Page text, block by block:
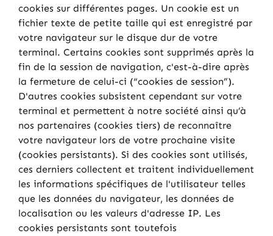
cookies sur différentes pages. Un cookie est un
fichier texte de petite taille qui est enregistré par
votre navigateur sur le disque dur de votre
terminal. Certains cookies sont supprimés après la
fin de la session de navigation, c'est-à-dire après
la fermeture de celui-ci (“cookies de session”).
D'autres cookies subsistent cependant sur votre
terminal et permettent à notre société ainsi qu’à
nos partenaires (cookies tiers) de reconnaître
votre navigateur lors de votre prochaine visite
(cookies persistants). Si des cookies sont utilisés,
ces derniers collectent et traitent individuellement
les informations spécifiques de l'utilisateur telles
que les données du navigateur, les données de
localisation ou les valeurs d'adresse IP. Les
cookies persistants sont toutefois